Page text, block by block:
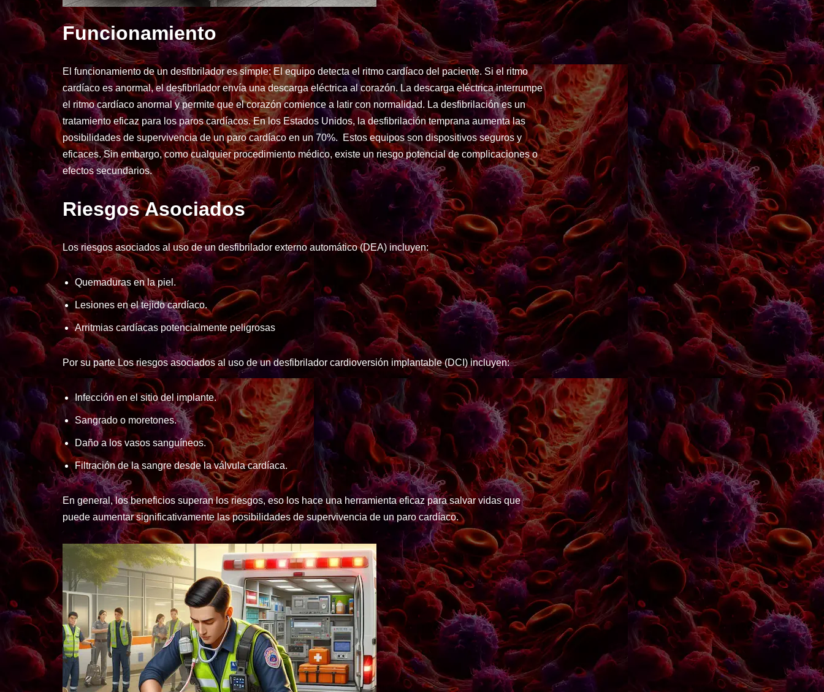
Funcionamiento
El funcionamiento de un desfibrilador es simple: El equipo detecta el ritmo cardíaco del paciente. Si el ritmo
cardíaco es anormal, el desfibrilador envía una descarga eléctrica al corazón. La descarga eléctrica interrumpe
el ritmo cardíaco anormal y permite que el corazón comience a latir con normalidad. La desfibrilación es un
tratamiento eficaz para los paros cardíacos. En los Estados Unidos, la desfibrilación temprana aumenta las
posibilidades de supervivencia de un paro cardíaco en un 70%. Estos equipos son dispositivos seguros y
eficaces. Sin embargo, como cualquier procedimiento médico, existe un riesgo potencial de complicaciones o
efectos secundarios.
Riesgos Asociados
Los riesgos asociados al uso de un desfibrilador externo automático (DEA) incluyen:
Quemaduras en la piel.
Lesiones en el tejido cardíaco.
Arritmias cardíacas potencialmente peligrosas
Por su parte Los riesgos asociados al uso de un desfibrilador cardioversión implantable (DCI) incluyen:
Infección en el sitio del implante.
Sangrado o moretones.
Daño a los vasos sanguíneos.
Filtración de la sangre desde la válvula cardíaca.
En general, los beneficios superan los riesgos, eso los hace una herramienta eficaz para salvar vidas que
puede aumentar significativamente las posibilidades de supervivencia de un paro cardíaco.